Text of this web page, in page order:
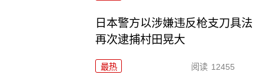
日本警方以涉嫌违反枪支刀具法
再次逮捕村田晃大
最热 阅读 12455